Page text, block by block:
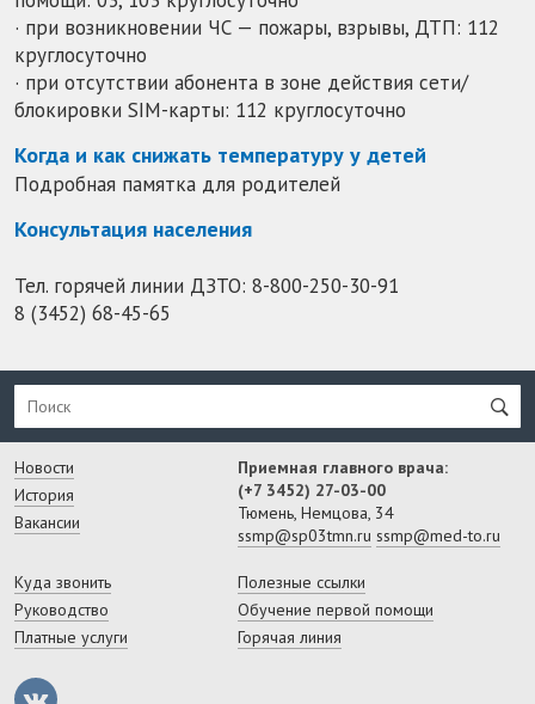
· при возникновении ЧС — пожары, взрывы, ДТП: 112
круглосуточно
· при отсутствии абонента в зоне действия сети/
блокировки SIM-карты: 112 круглосуточно
Когда и как снижать температуру у детей
Подробная памятка для родителей
Консультация населения
Тел. горячей линии ДЗТО: 8-800-250-30-91
8 (3452) 68-45-65
Новости
История
Вакансии
Приемная главного врача:
(+7 3452) 27-03-00
Тюмень, Немцова, 34
ssmp@sp03tmn.ru ssmp@med-to.ru
Куда звонить
Руководство
Платные услуги
Полезные ссылки
Обучение первой помощи
Горячая линия